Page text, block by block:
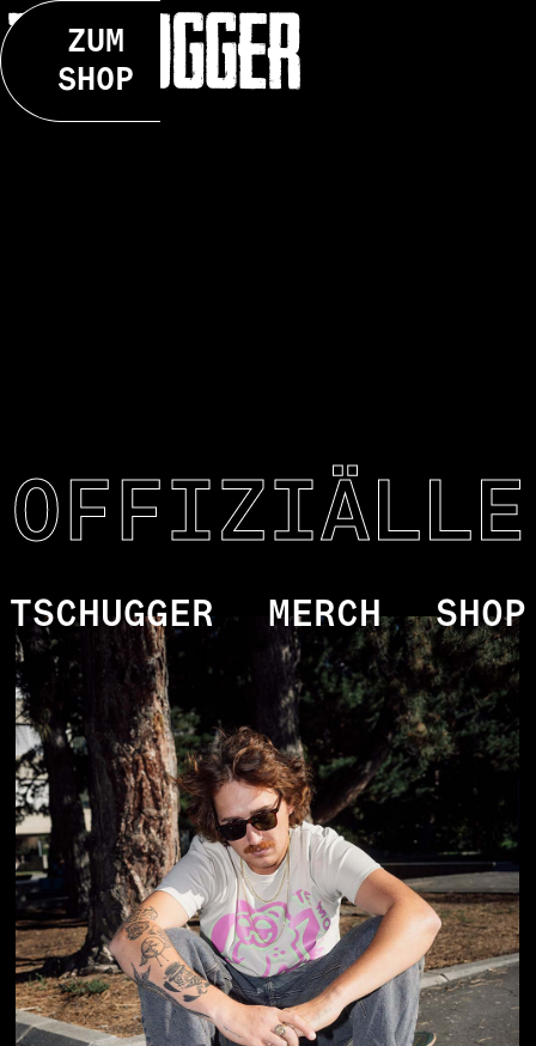
ZUM
SHOP
OFFIZIÄLLE
TSCHUGGER MERCH SHOP